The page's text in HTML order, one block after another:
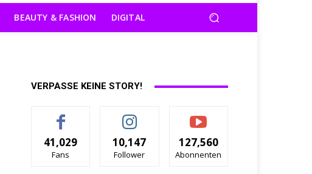
BEAUTY & FASHION DIGITAL
VERPASSE KEINE STORY!
41,029
Fans
10,147
Follower
127,560
Abonnenten